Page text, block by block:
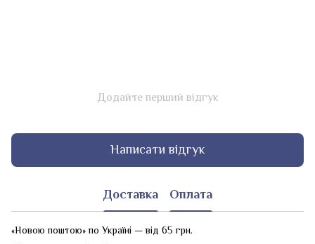
Додайте перший відгук
Написати відгук
Доставка Оплата
«Новою поштою» по Україні — від 65 грн.